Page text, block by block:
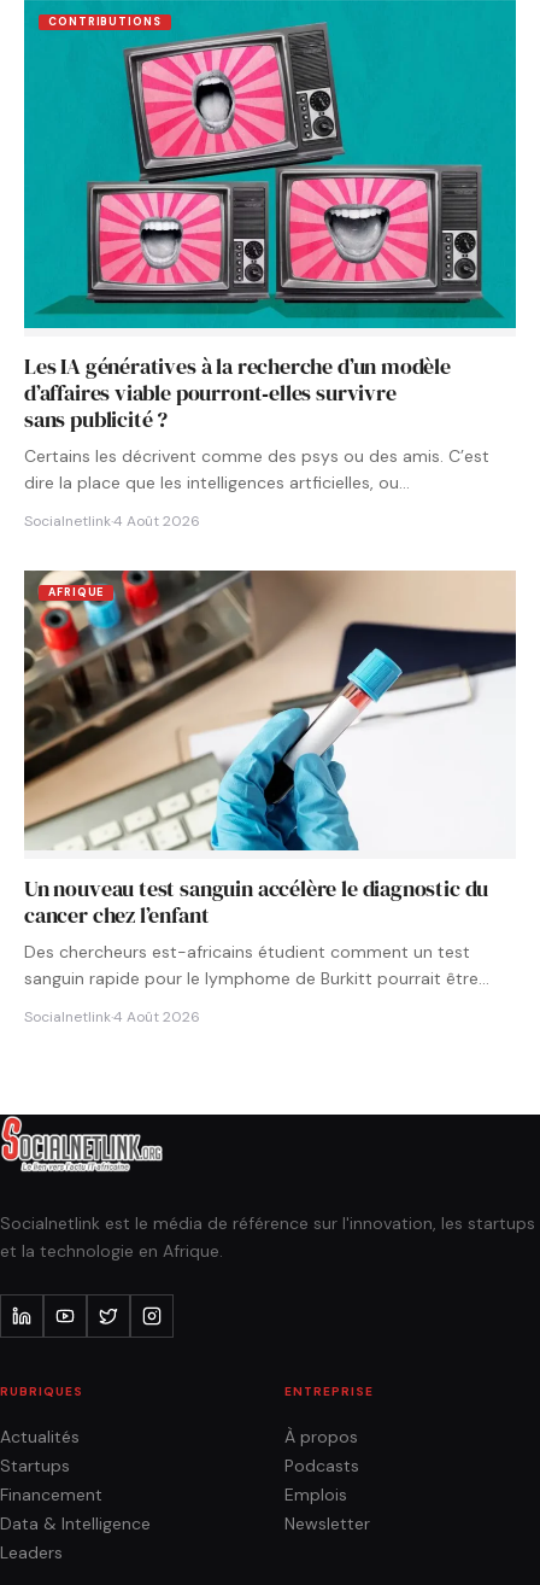
CONTRIBUTIONS
Les IA génératives à la recherche d’un modèle
d’affaires viable pourront‑elles survivre
sans publicité ?
Certains les décrivent comme des psys ou des amis. C’est
dire la place que les intelligences artficielles, ou…
Socialnetlink·4 Août 2026
AFRIQUE
Un nouveau test sanguin accélère le diagnostic du
cancer chez l’enfant
Des chercheurs est-africains étudient comment un test
sanguin rapide pour le lymphome de Burkitt pourrait être
Socialnetlink·4 Août 2026
Socialnetlink est le média de référence sur l'innovation, les startups
et la technologie en Afrique.
RUBRIQUES
Actualités
Startups
Financement
Data & Intelligence
Leaders
ENTREPRISE
À propos
Podcasts
Emplois
Newsletter